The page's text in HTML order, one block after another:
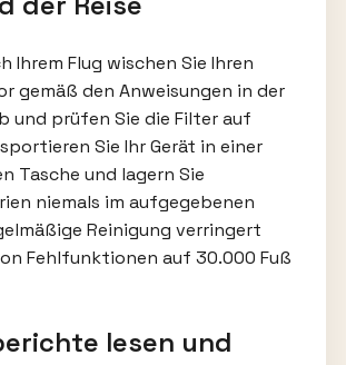
Ihrem Flug wischen Sie Ihren
gemäß den Anweisungen in der
und prüfen Sie die Filter auf
Sie Ihr Gerät in einer
Tasche und lagern Sie
niemals im aufgegebenen
Reinigung verringert
Fehlfunktionen auf 30.000 Fuß
lesen und